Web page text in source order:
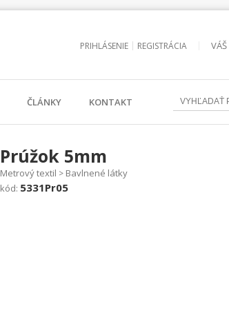
PRIHLÁSENIE REGISTRÁCIA
ČLÁNKY KONTAKT
Prúžok 5mm
Metrový textil > Bavlnené látky
kód: 5331Pr05